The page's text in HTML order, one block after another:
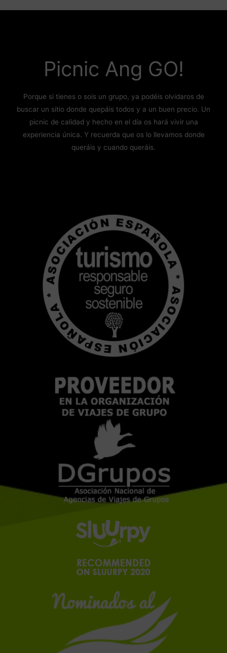
Picnic Ang GO!
Porque si tienes o sois un grupo, ya podéis olvidaros de
buscar un sitio donde quepáis todos y a un buen precio. Un
picnic de calidad y hecho en el día os hará vivir una
experiencia única. Y recuerda que os lo llevamos donde
queráis y cuando queráis.